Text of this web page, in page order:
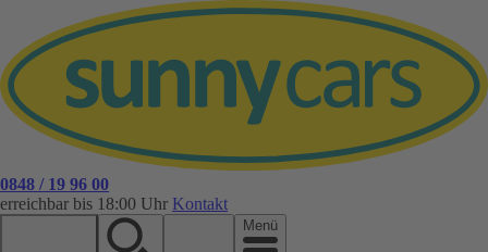
0848 / 19 96 00
erreichbar bis 18:00 Uhr Kontakt
Menü